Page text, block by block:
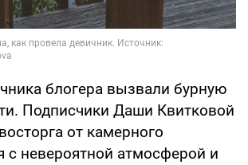
блогера вызвали бурную
Подписчики Даши Квитковой
от камерного
с невероятной атмосферой и